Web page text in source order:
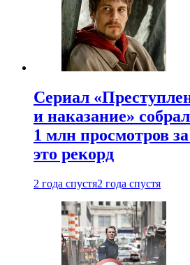
Сериал
и наказание» собрал
1 млн просмотров
это рекорд
2 года спустя2 года спустя